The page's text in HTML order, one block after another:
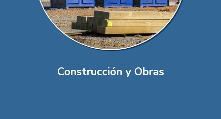
Construcción y Obras